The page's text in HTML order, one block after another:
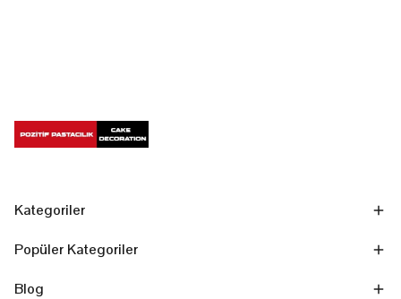
Kategoriler
Popüler Kategoriler
Blog